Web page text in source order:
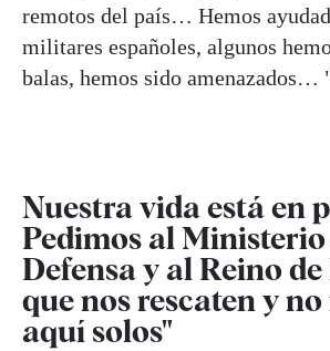
remotos del país… Hemos
militares españoles, algunos
balas, hemos sido amenazados…
Nuestra vida está en
Pedimos al Ministerio
Defensa y al Reino
que nos rescaten y
aquí solos"